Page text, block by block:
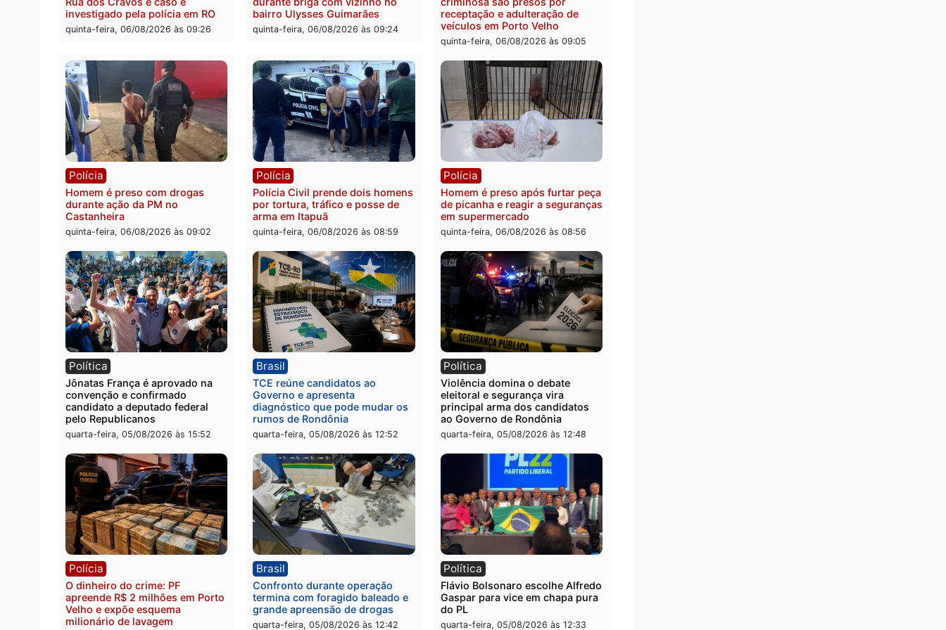
quinta-feira, 06/08/2026 às 20:51
da prefeita de Pimenta Bueno
quinta-feira, 06/08/2026 às 18:20
quinta-feira, 06/08/2026 às 09:28
Polícia
Jovem é encontrado morto na
Rua dos Cravos e caso é
investigado pela polícia em RO
Polícia
Homem é esfaqueado no tórax
durante briga com vizinho no
bairro Ulysses Guimarães
Três suspeitos ligados a facção
criminosa são presos por
receptação e adulteração de
veículos em Porto Velho
quinta-feira, 06/08/2026 às 09:05
Polícia
Homem é preso com drogas
durante ação da PM no
Castanheira
quinta-feira, 06/08/2026 às 09:02
Polícia
Polícia Civil prende dois homens
por tortura, tráfico e posse de
arma em Itapuã
quinta-feira, 06/08/2026 às 08:59
Polícia
Homem é preso após furtar peça
de picanha e reagir a seguranças
em supermercado
quinta-feira, 06/08/2026 às 08:56
Política Brasil